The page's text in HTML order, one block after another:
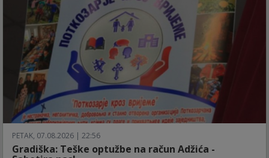
PETAK, 07.08.2026 | 22:56
Gradiška: Teške optužbe na račun Adžića -